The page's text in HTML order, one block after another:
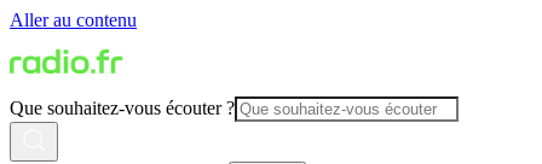
Aller au contenu
Que souhaitez-vous écouter ?